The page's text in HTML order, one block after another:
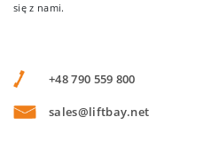
się z nami.
+48 790 559 800
sales@liftbay.net